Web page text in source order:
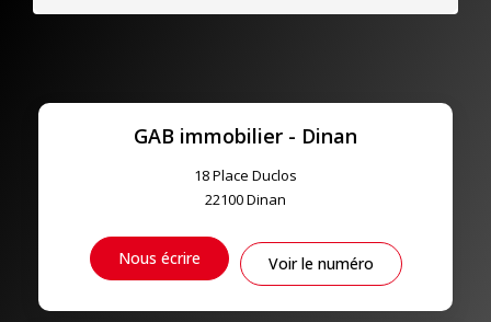
GAB immobilier - Dinan
18 Place Duclos
22100Dinan
Nous écrire Voir le numéro